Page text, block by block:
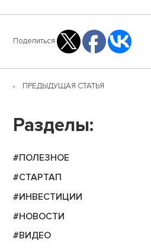
Поделиться
ПРЕДЫДУЩАЯ СТАТЬЯ
Разделы:
#ПОЛЕЗНОЕ
#СТАРТАП
#ИНВЕСТИЦИИ
#НОВОСТИ
#ВИДЕО